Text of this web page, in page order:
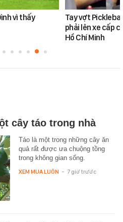
vì thấy
Tay vợt
phải lên xe cấp
Hồ Chí Minh
cây táo trong nhà
Táo là một trong những cây ăn
quả rất được ưa chuộng tồng
trong không gian sống.
XEM MUA LUÔN - 7 giờ trước